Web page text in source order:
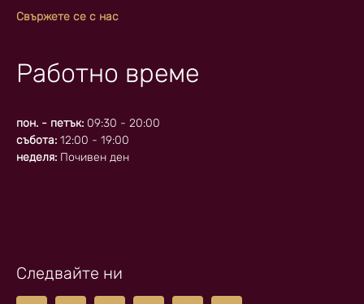
Свържете се с нас
Работно време
пон. - петък: 09:30 - 20:00
събота: 12:00 - 19:00
неделя: Почивен ден
Следвайте ни